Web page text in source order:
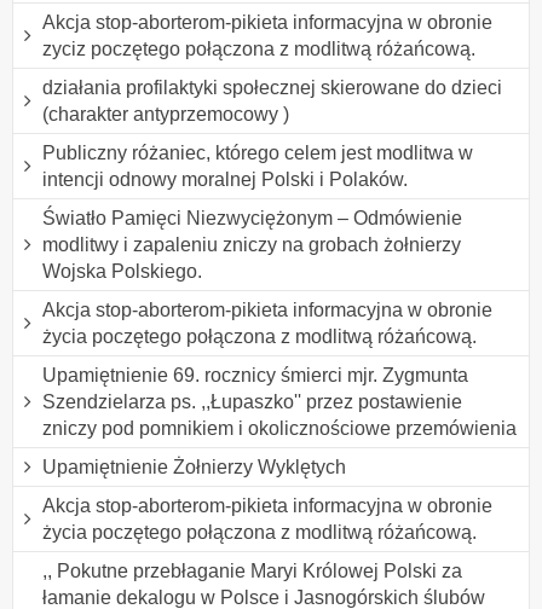
Akcja stop-aborterom-pikieta informacyjna w obronie
zyciz poczętego połączona z modlitwą różańcową.
działania profilaktyki społecznej skierowane do dzieci
(charakter antyprzemocowy )
Publiczny różaniec, którego celem jest modlitwa w
intencji odnowy moralnej Polski i Polaków.
Światło Pamięci Niezwyciężonym – Odmówienie
modlitwy i zapaleniu zniczy na grobach żołnierzy
Wojska Polskiego.
Akcja stop-aborterom-pikieta informacyjna w obronie
życia poczętego połączona z modlitwą różańcową.
Upamiętnienie 69. rocznicy śmierci mjr. Zygmunta
Szendzielarza ps. ,,Łupaszko'' przez postawienie
zniczy pod pomnikiem i okolicznościowe przemówienia
Upamiętnienie Żołnierzy Wyklętych
Akcja stop-aborterom-pikieta informacyjna w obronie
życia poczętego połączona z modlitwą różańcową.
,, Pokutne przebłaganie Maryi Królowej Polski za
łamanie dekalogu w Polsce i Jasnogórskich ślubów